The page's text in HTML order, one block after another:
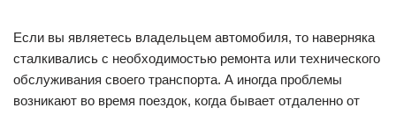
Если вы являетесь владельцем автомобиля, то наверняка
сталкивались с необходимостью ремонта или технического
обслуживания своего транспорта. А иногда проблемы
возникают во время поездок, когда бывает отдаленно от